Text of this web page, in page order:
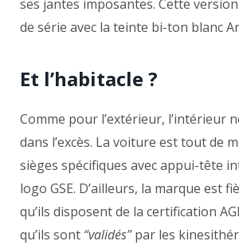
ses jantes imposantes. Cette
de série avec la teinte bi-ton blanc
Et l’habitacle ?
Comme pour l’extérieur, l’intérieur
dans l’excès. La voiture est tout de
sièges spécifiques avec appui-tête
logo GSE. D’ailleurs, la marque est
qu’ils disposent de la certification
qu’ils sont “validés”par les